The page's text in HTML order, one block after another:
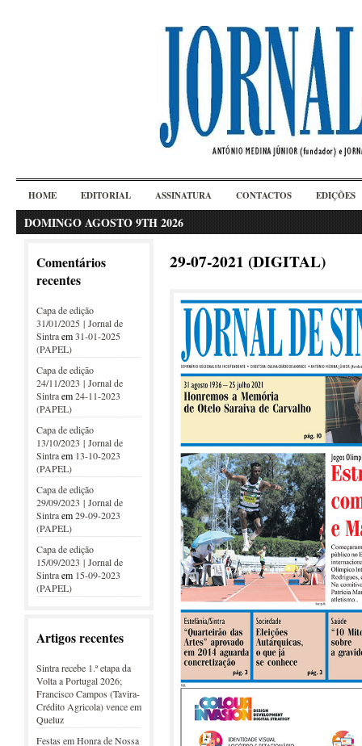
HOME EDITORIAL ASSINATURA CONTACTOS EDIÇÕES
DOMINGO AGOSTO 9TH 2026
Comentários
recentes
Capa de edição
31/01/2025 | Jornal de
Sintraem31-01-2025
(PAPEL)
Capa de edição
24/11/2023 | Jornal de
Sintraem24-11-2023
(PAPEL)
Capa de edição
13/10/2023 | Jornal de
Sintraem 13-10-2023
(PAPEL)
Capa de edição
29/09/2023 | Jornal de
Sintraem29-09-2023
(PAPEL)
Capa de edição
15/09/2023 | Jornal de
Sintraem 15-09-2023
(PAPEL)
Artigos recentes
Sintra recebe 1.ª etapa da
Volta a Portugal 2026;
Francisco Campos (Tavira-
Crédito Agricola) vence em
Queluz
Festas em Honra de Nossa
29-07-2021 (DIGITAL)